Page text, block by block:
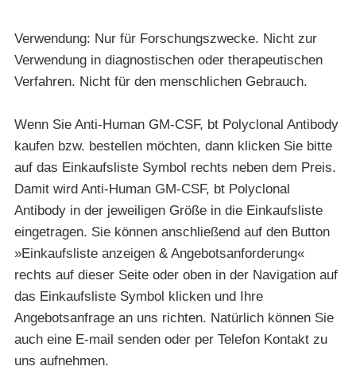
Verwendung: Nur für Forschungszwecke. Nicht zur
Verwendung in diagnostischen oder therapeutischen
Verfahren. Nicht für den menschlichen Gebrauch.
Wenn Sie Anti-Human GM-CSF, bt Polyclonal Antibody
kaufen bzw. bestellen möchten, dann klicken Sie bitte
auf das Einkaufsliste Symbol rechts neben dem Preis.
Damit wird Anti-Human GM-CSF, bt Polyclonal
Antibody in der jeweiligen Größe in die Einkaufsliste
eingetragen. Sie können anschließend auf den Button
»Einkaufsliste anzeigen & Angebotsanforderung«
rechts auf dieser Seite oder oben in der Navigation auf
das Einkaufsliste Symbol klicken und Ihre
Angebotsanfrage an uns richten. Natürlich können Sie
auch eine E-mail senden oder per Telefon Kontakt zu
uns aufnehmen.